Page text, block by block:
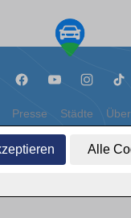
Alle
Presse Städte
Datenschutz Cookies
| 1A Infosysteme GmbH |